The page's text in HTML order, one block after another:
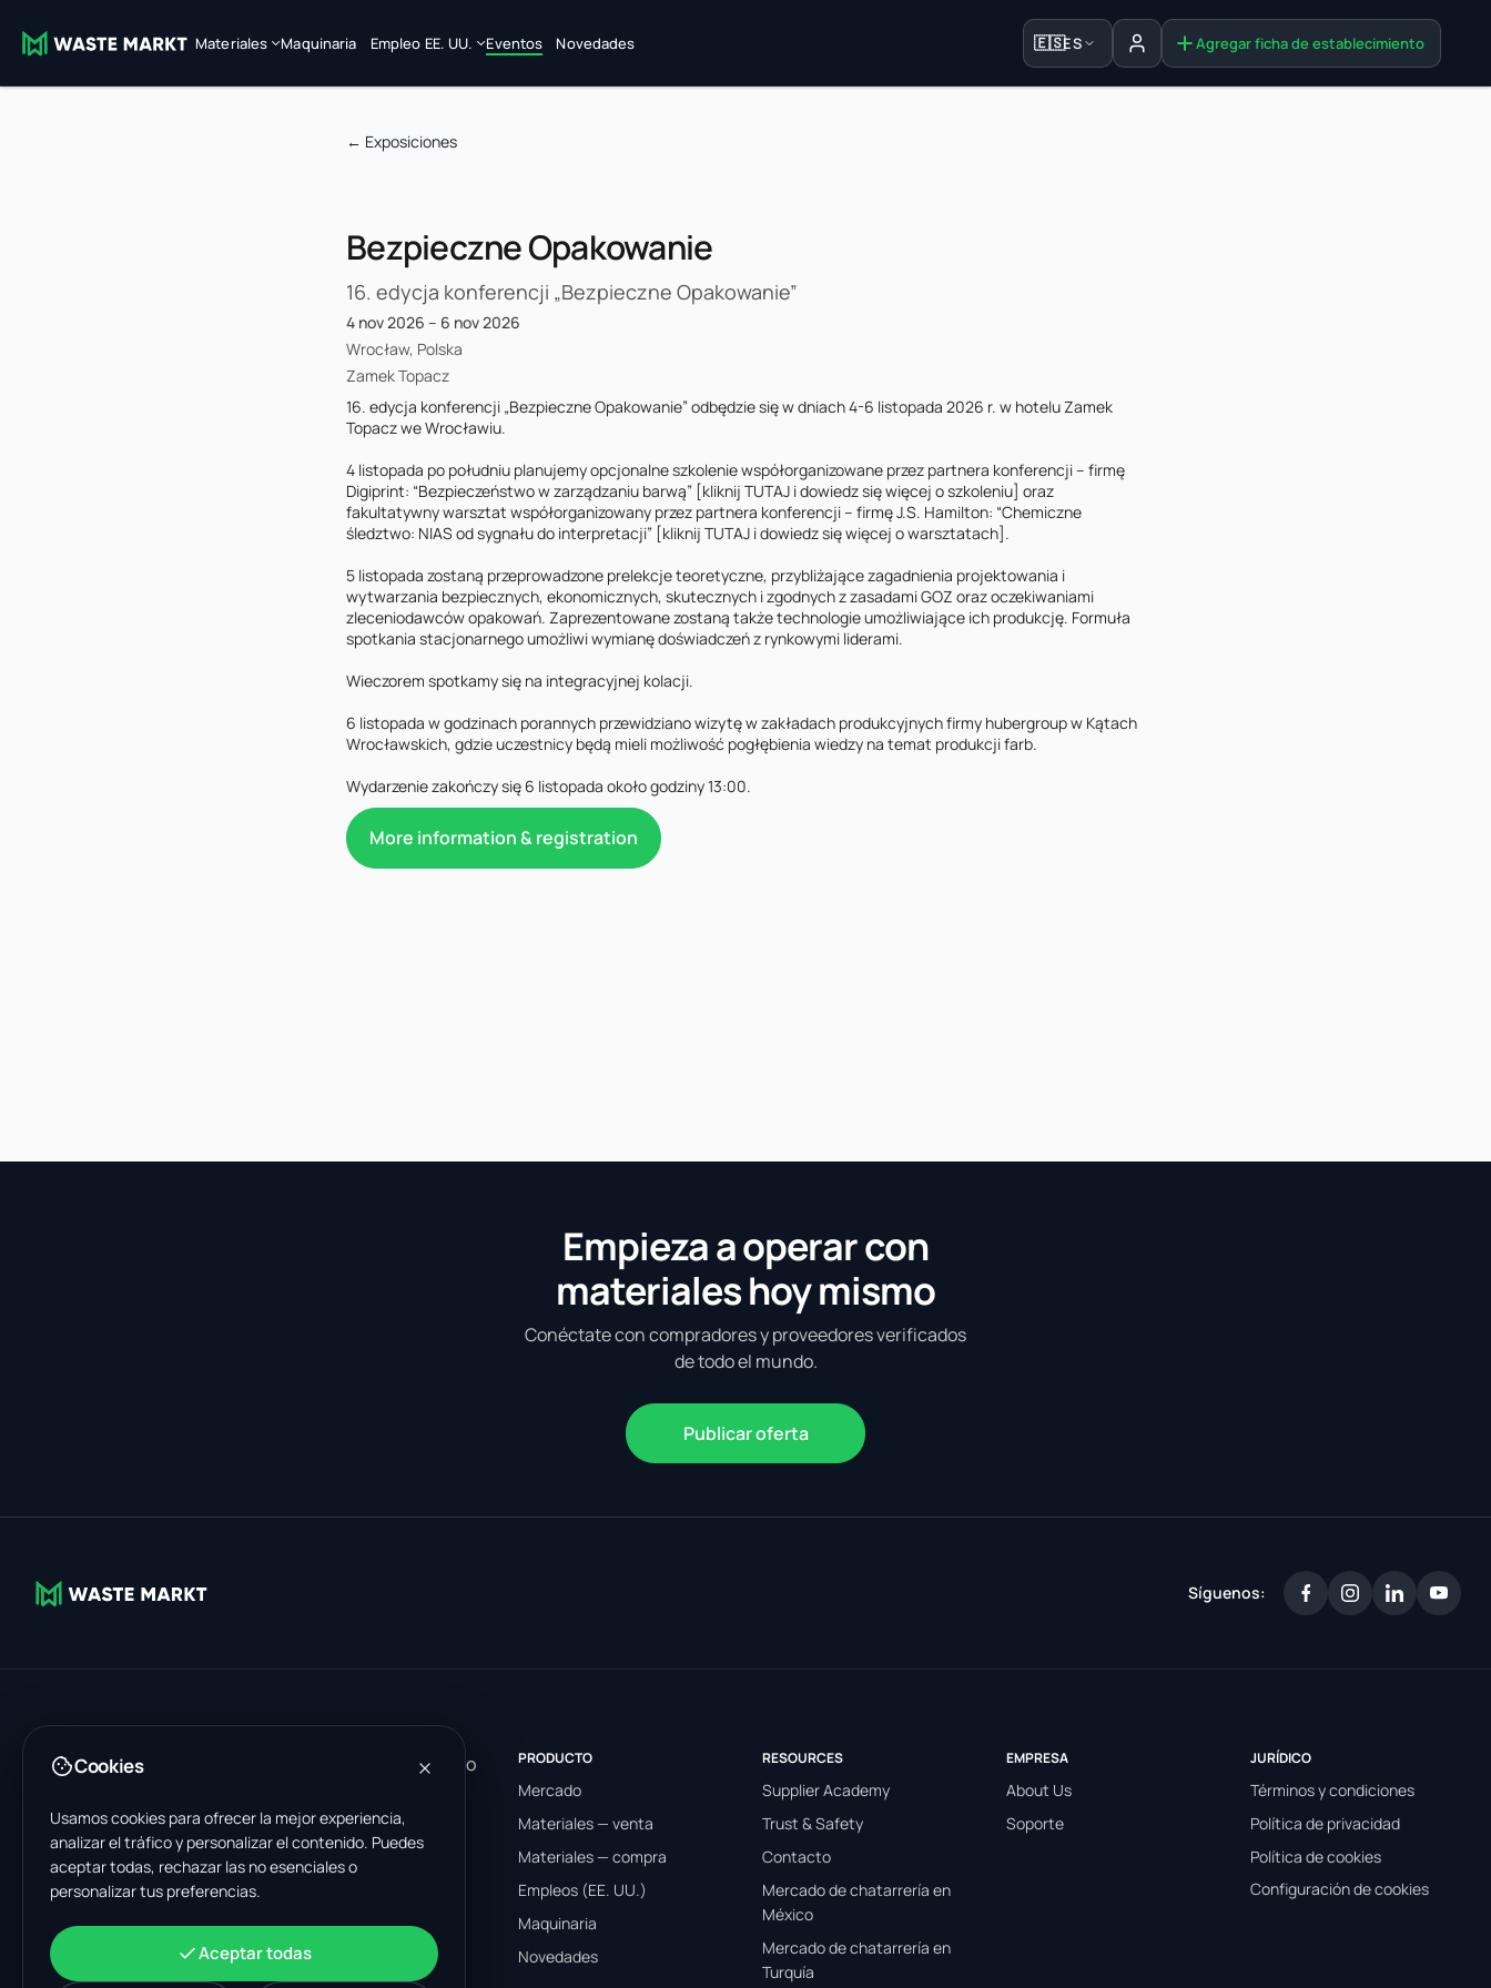
Materiales Maquinaria Empleo EE. UU. Eventos Novedades 🇪🇸ES Iniciar sesiónAgregar ficha de establecimiento
← Exposiciones
Bezpieczne Opakowanie
16. edycja konferencji „Bezpieczne Opakowanie”
4 nov 2026 – 6 nov 2026
Wrocław, Polska
Zamek Topacz
16. edycja konferencji „Bezpieczne Opakowanie” odbędzie się w dniach 4-6 listopada 2026 r. w hotelu Zamek
Topacz we Wrocławiu.
4 listopada po południu planujemy opcjonalne szkolenie współorganizowane przez partnera konferencji – firmę
Digiprint: “Bezpieczeństwo w zarządzaniu barwą” [kliknij TUTAJ i dowiedz się więcej o szkoleniu] oraz
fakultatywny warsztat współorganizowany przez partnera konferencji – firmę J.S. Hamilton: “Chemiczne
śledztwo: NIAS od sygnału do interpretacji” [kliknij TUTAJ i dowiedz się więcej o warsztatach].
5 listopada zostaną przeprowadzone prelekcje teoretyczne, przybliżające zagadnienia projektowania i
wytwarzania bezpiecznych, ekonomicznych, skutecznych i zgodnych z zasadami GOZ oraz oczekiwaniami
zleceniodawców opakowań. Zaprezentowane zostaną także technologie umożliwiające ich produkcję. Formuła
spotkania stacjonarnego umożliwi wymianę doświadczeń z rynkowymi liderami.
Wieczorem spotkamy się na integracyjnej kolacji.
6 listopada w godzinach porannych przewidziano wizytę w zakładach produkcyjnych firmy hubergroup w Kątach
Wrocławskich, gdzie uczestnicy będą mieli możliwość pogłębienia wiedzy na temat produkcji farb.
Wydarzenie zakończy się 6 listopada około godziny 13:00.
More information & registration
Empieza a operar con
materiales hoy mismo
Conéctate con compradores y proveedores verificados
de todo el mundo.
Publicar oferta
Síguenos:
WasteMarkt es un mercado global B2B para el comercio
industriales.
OFICINAS EN TODO EL MUNDO
Polonia Domicilio social
Ul. Kolejowa 5
82-230 Nowy Staw
Poland
PRODUCTO
Mercado
Materiales — venta
Materiales — compra
Empleos (EE. UU.)
Maquinaria
Novedades
RESOURCES
Supplier Academy
Trust & Safety
Contacto
Mercado de chatarrería en
México
Mercado de chatarrería en
Turquía
EMPRESA
About Us
Soporte
JURÍDICO
Términos y condiciones
Política de privacidad
Política de cookies
Configuración de cookies
Cookies
Usamos cookies para ofrecer la mejor experiencia,
analizar el tráfico y personalizar el contenido. Puedes
aceptar todas, rechazar las no esenciales o
personalizar tus preferencias.
Aceptar todas